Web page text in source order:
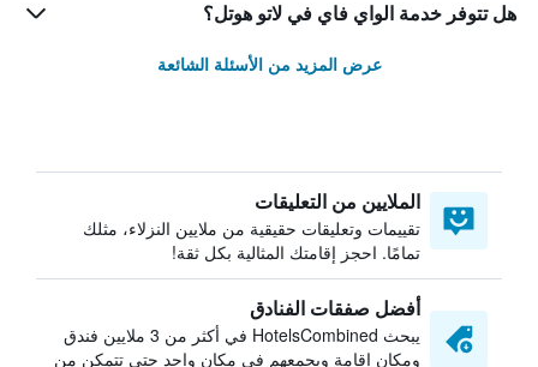
هل تتوفر خدمة الواي فاي في لاتو هوتل؟
عرض المزيد من الأسئلة الشائعة
الملايين من التعليقات
تقييمات وتعليقات حقيقية من ملايين النزلاء، مثلك
تمامًا. احجز إقامتك المثالية بكل ثقة!
أفضل صفقات الفنادق
يبحث HotelsCombined في أكثر من 3 ملايين فندق
ومكان إقامة ويجمعهم في مكان واحد حتى تتمكن من